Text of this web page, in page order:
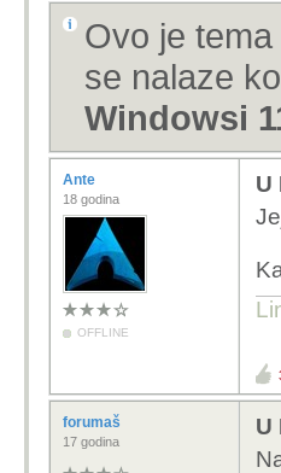
Ovo je
se nalaze
Windowsi
Ante
18 godina
OFFLINE
U
forumaš
17 godina
U